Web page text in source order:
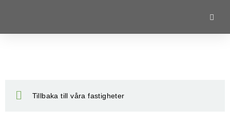
Tillbaka till våra fastigheter